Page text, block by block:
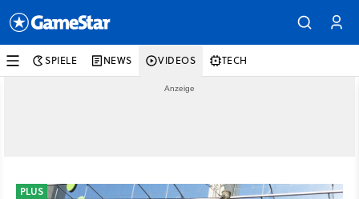
SPIELE NEWS VIDEOS TECH
PLUS